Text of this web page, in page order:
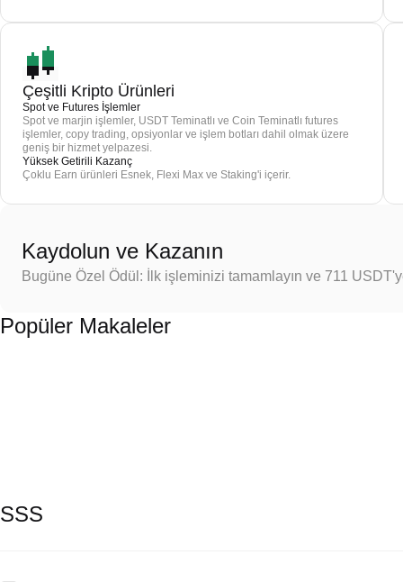
Çeşitli Kripto Ürünleri
Spot ve Futures İşlemler
Spot ve marjin işlemler, USDT Teminatlı ve Coin Teminatlı futures
işlemler, copy trading, opsiyonlar ve işlem botları dahil olmak üzere
geniş bir hizmet yelpazesi.
Yüksek Getirili Kazanç
Çoklu Earn ürünleri Esnek, Flexi Max ve Staking'i içerir.
Kaydolun ve Kazanın
Bugüne Özel Ödül: İlk işleminizi tamamlayın ve 711
Popüler Makaleler
SSS